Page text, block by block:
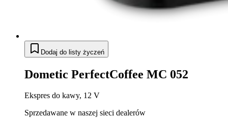
Dodaj do listy życzeń
Dometic PerfectCoffee MC 052
Ekspres do kawy, 12 V
Sprzedawane w naszej sieci dealerów